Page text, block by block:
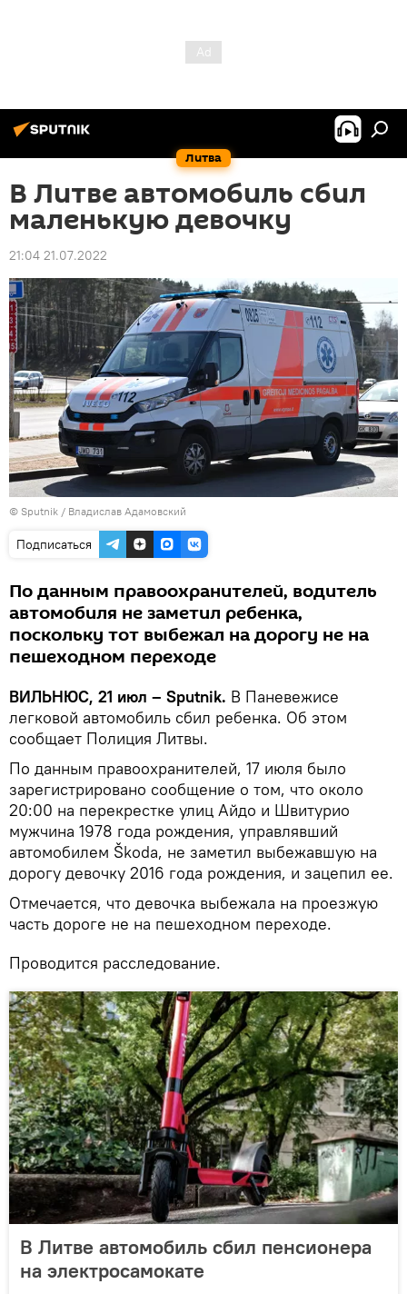
Литва
В Литве автомобиль сбил
маленькую девочку
21:04 21.07.2022
© Sputnik / Владислав Адамовский
Подписаться
По данным правоохранителей, водитель
автомобиля не заметил ребенка,
поскольку тот выбежал на дорогу не на
пешеходном переходе
ВИЛЬНЮС, 21 июл – Sputnik. В Паневежисе
легковой автомобиль сбил ребенка. Об этом
сообщает Полиция Литвы.
По данным правоохранителей, 17 июля было
зарегистрировано сообщение о том, что около
20:00 на перекрестке улиц Айдо и Швитурио
мужчина 1978 года рождения, управлявший
автомобилем Škoda, не заметил выбежавшую на
дорогу девочку 2016 года рождения, и зацепил ее.
Отмечается, что девочка выбежала на проезжую
часть дороге не на пешеходном переходе.
Проводится расследование.
В Литве автомобиль сбил пенсионера
на электросамокате